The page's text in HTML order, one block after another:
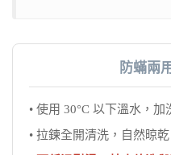
防蟎兩
• 使用 30°C 以下溫水，加
• 拉鍊全開清洗，自然晾乾